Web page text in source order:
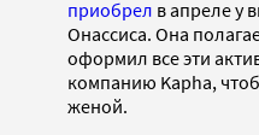
приобрел в апреле у
Онассиса. Она
оформил все эти
компанию Kapha,
женой.